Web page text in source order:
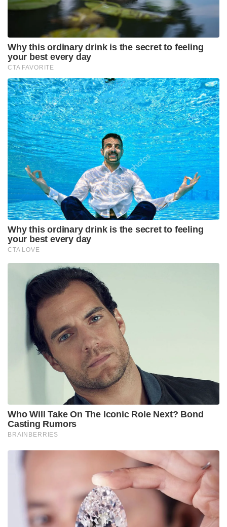
Why this ordinary drink is the secret to feeling
your best every day
CTA FAVORITE
Why this ordinary drink is the secret to feeling
your best every day
CTA LOVE
Who Will Take On The Iconic Role Next? Bond
Casting Rumors
BRAINBERRIES